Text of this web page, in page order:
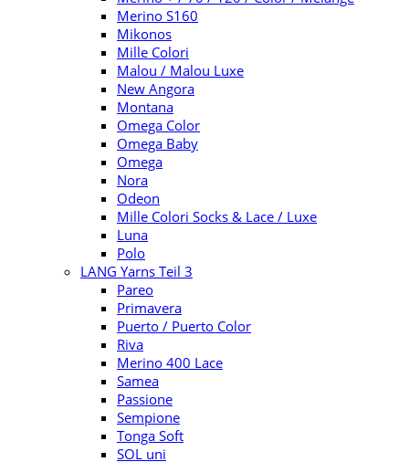
Merino S160
Mikonos
Mille Colori
Malou / Malou Luxe
New Angora
Montana
Omega Color
Omega Baby
Omega
Nora
Odeon
Mille Colori Socks & Lace / Luxe
Luna
Polo
LANG Yarns Teil 3
Pareo
Primavera
Puerto / Puerto Color
Riva
Merino 400 Lace
Samea
Passione
Sempione
Tonga Soft
SOL uni